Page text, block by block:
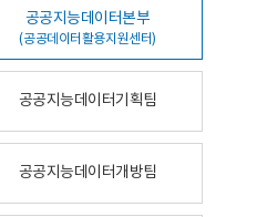
공공지능데이터본부
(공공데이터활용지원센터)
공공지능데이터기획팀
공공지능데이터개방팀